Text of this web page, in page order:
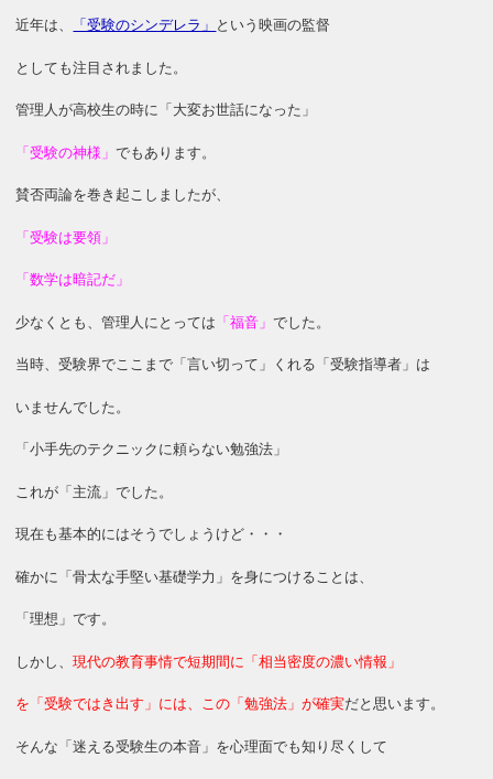
近年は、 「受験のシンデレラ」 という映画の監督
としても注目されました。
管理人が高校生の時に「大変お世話になった」
「受験の神様」でもあります。
賛否両論を巻き起こしましたが、
「受験は要領」
「数学は暗記だ」
少なくとも、管理人にとっては 「福音」でした。
当時、受験界でここまで「言い切って」くれる「受験指導者」は
いませんでした。
「小手先のテクニックに頼らない勉強法」
これが「主流」でした。
現在も基本的にはそうでしょうけど・・・
確かに「骨太な手堅い基礎学力」を身につけることは、
「理想」です。
しかし、現代の教育事情で短期間に「相当密度の濃い情報」
を「受験ではき出す」には、この「勉強法」が確実だと思います。
そんな「迷える受験生の本音」を心理面でも知り尽くして